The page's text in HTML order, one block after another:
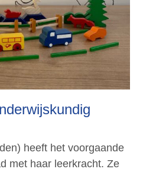
heeft het voorgaande
met haar leerkracht. Ze